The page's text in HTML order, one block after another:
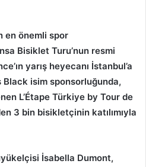
en önemli spor
Bisiklet Turu’nun resmi
yarış heyecanı İstanbul’a
Black isim sponsorluğunda,
L’Étape Türkiye by Tour de
3 bin bisikletçinin katılımıyla
İsabella Dumont,